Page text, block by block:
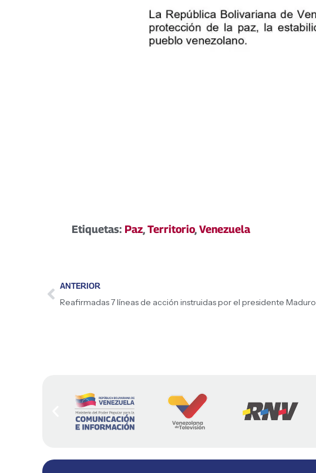
Etiquetas: Paz,Territorio,Venezuela
ANTERIOR
Reafirmadas 7 líneas de acción instruidas por el presidente Maduro